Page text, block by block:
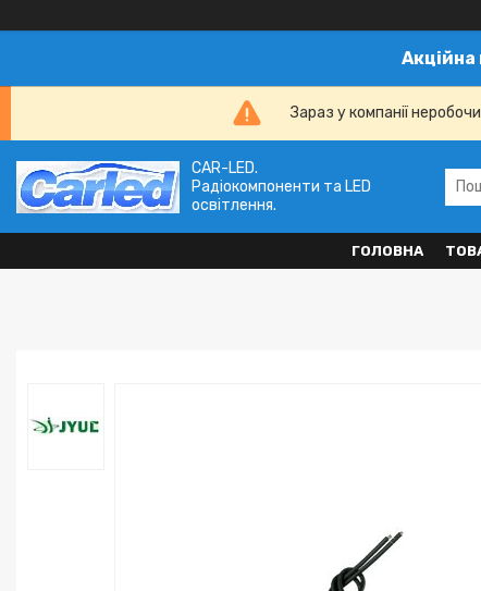
Акційна
Зараз у компанії
CAR-LED.
Радіокомпоненти та LED
освітлення.
ГОЛОВНА